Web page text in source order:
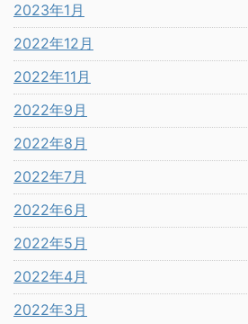
2023年1月
2022年12月
2022年11月
2022年9月
2022年8月
2022年7月
2022年6月
2022年5月
2022年4月
2022年3月